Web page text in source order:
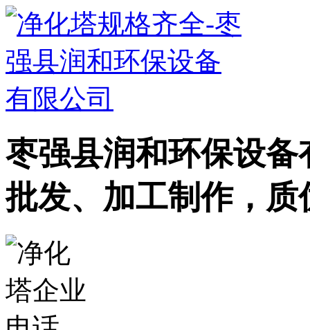
枣强县润和环保设
批发、加工制作，